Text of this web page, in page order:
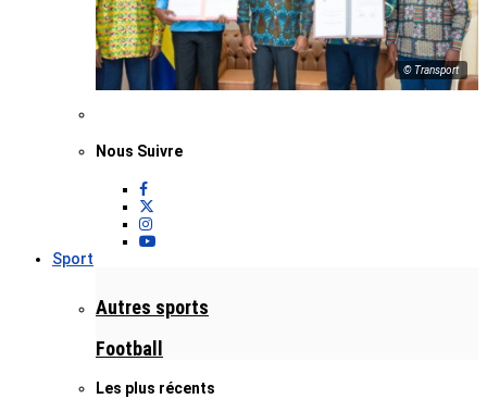
© Transport
Nous Suivre
Sport
Autres sports
Football
Les plus récents